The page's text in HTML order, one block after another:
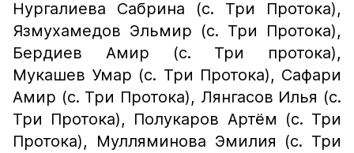
Нургалиева Сабрина (с. Три Протока),
Язмухамедов Эльмир (с. Три Протока),
Бердиев Амир (с. Три протока),
Мукашев Умар (с. Три Протока), Сафари
Амир (с. Три Протока), Лянгасов Илья (с.
Три Протока), Полукаров Артём (с. Три
Протока), Мулляминова Эмилия (с. Три